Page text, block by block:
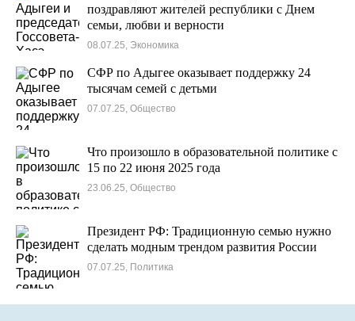
поздравляют жителей республики с Днем
семьи, любви и верности
08.07.25, Экономика
СФР по Адыгее оказывает поддержку 24
тысячам семей с детьми
07.07.25, Общество
Что произошло в образовательной политике с
15 по 22 июня 2025 года
23.06.25, Общество
Президент РФ: Традиционную семью нужно
сделать модным трендом развития России
07.07.25, Политика